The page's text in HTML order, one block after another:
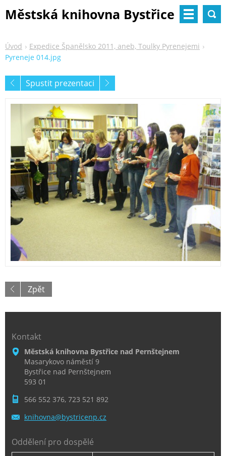
Městská knihovna Bystřice
Úvod
Expedice Španělsko 2011, aneb, Toulky Pyrenejemi
Pyreneje 014.jpg
Spustit prezentaci
Zpět
Kontakt
Městská knihovna Bystřice nad Pernštejnem
Masarykovo náměstí 9
Bystřice nad Pernštejnem
593 01
566 552 376, 723 521 892
knihovna@bystricenp.cz
Oddělení pro dospělé